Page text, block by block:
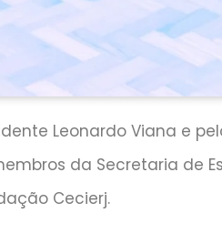
Leonardo Viana e
da Secretaria de
Cecierj.